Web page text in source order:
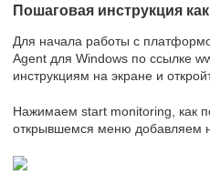
Пошаговая инструкция
Для начала работы с
Agent для Windows по ссылке
инструкциям на экране и
Нажимаем start monitoring, как
открывшемся меню добавляем